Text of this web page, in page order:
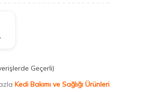
Geçerli)
Kedi Bakımı ve Sağlığı Ürünleri